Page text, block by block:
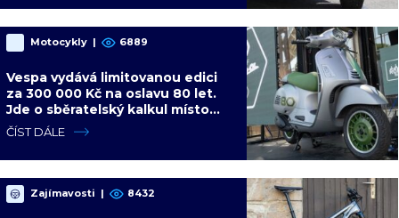
Motocykly | 6889
Vespa vydává limitovanou edici
za 300 000 Kč na oslavu 80 let.
Jde o sběratelský kalkul místo
jízdního upgradu
ČÍST DÁLE
Zajímavosti | 8432